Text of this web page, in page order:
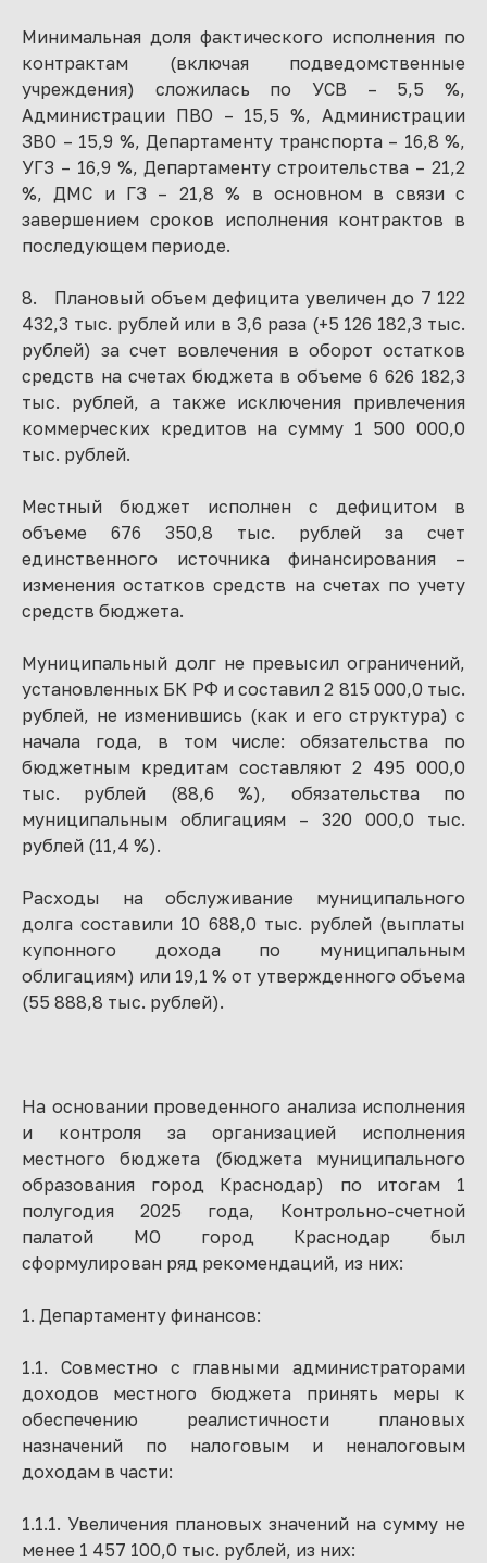
Минимальная доля фактического исполнения по
контрактам (включая подведомственные
учреждения) сложилась по УСВ – 5,5 %,
Администрации ПВО – 15,5 %, Администрации
ЗВО – 15,9 %, Департаменту транспорта – 16,8 %,
УГЗ – 16,9 %, Департаменту строительства – 21,2
%, ДМС и ГЗ – 21,8 % в основном в связи с
завершением сроков исполнения контрактов в
последующем периоде.
8. Плановый объем дефицита увеличен до 7 122
432,3 тыс. рублей или в 3,6 раза (+5 126 182,3 тыс.
рублей) за счет вовлечения в оборот остатков
средств на счетах бюджета в объеме 6 626 182,3
тыс. рублей, а также исключения привлечения
коммерческих кредитов на сумму 1 500 000,0
тыс. рублей.
Местный бюджет исполнен с дефицитом в
объеме 676 350,8 тыс. рублей за счет
единственного источника финансирования –
изменения остатков средств на счетах по учету
средств бюджета.
Муниципальный долг не превысил ограничений,
установленных БК РФ и составил 2 815 000,0 тыс.
рублей, не изменившись (как и его структура) с
начала года, в том числе: обязательства по
бюджетным кредитам составляют 2 495 000,0
тыс. рублей (88,6 %), обязательства по
муниципальным облигациям – 320 000,0 тыс.
рублей (11,4 %).
Расходы на обслуживание муниципального
долга составили 10 688,0 тыс. рублей (выплаты
купонного дохода по муниципальным
облигациям) или 19,1 % от утвержденного объема
(55 888,8 тыс. рублей).
На основании проведенного анализа исполнения
и контроля за организацией исполнения
местного бюджета (бюджета муниципального
образования город Краснодар) по итогам 1
полугодия 2025 года, Контрольно-счетной
палатой МО город Краснодар был
сформулирован ряд рекомендаций, из них:
1. Департаменту финансов:
1.1. Совместно с главными администраторами
доходов местного бюджета принять меры к
обеспечению реалистичности плановых
назначений по налоговым и неналоговым
доходам в части:
1.1.1. Увеличения плановых значений на сумму не
менее 1 457 100,0 тыс. рублей, из них: